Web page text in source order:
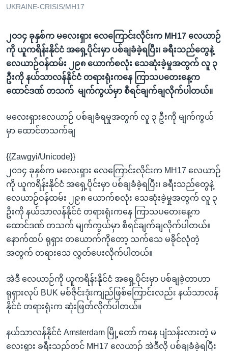
ကြည့်
ရှာဖွေ
ရန်
နေရာ
သို့
ကျော်
ဘာသာစကားများ
UKRAINE-CRISIS/MH17
၂၀၁၄ ခုနှစ်က မလေးရှား လေကြောင်းလိုင်းက MH17 လေယာဉ်
ကို ယူကရိန်းနိုင်ငံ အရှေ့ပိုင်းမှာ ပစ်ချခံခဲ့ရပြီး၊ ခရီးသည်တွေနဲ့
လေယာဉ်ဝန်ထမ်း ၂၉၈ ယောက်စလုံး သေဆုံးခဲ့မှုအတွက် လူ ၃
ဦးကို နယ်သာလန်နိုင်ငံ တရားရုံးကနေ ကြာသပတေးနေ့က
ထောင်ဒဏ် တသက် မျက်ကွယ်မှာ စီရင်ချက်ချလိုက်ပါတယ်။
မလေးရှားလေယာဉ် ပစ်ချခံရမှုအတွက် လူ ၃ ဦးကို မျက်ကွယ်
မှာ ထောင်တသက်ချ
{{Zawgyi/Unicode}}
၂၀၁၄ ခုနှစ်က မလေးရှား လေကြောင်းလိုင်းက MH17 လေယာဉ်
ကို ယူကရိန်းနိုင်ငံ အရှေ့ပိုင်းမှာ ပစ်ချခံခဲ့ရပြီး၊ ခရီးသည်တွေနဲ့
လေယာဉ်ဝန်ထမ်း ၂၉၈ ယောက်စလုံး သေဆုံးခဲ့မှုအတွက် လူ ၃
ဦးကို နယ်သာလန်နိုင်ငံ တရားရုံးကနေ ကြာသပတေးနေ့က
ထောင်ဒဏ် တသက် မျက်ကွယ်မှာ စီရင်ချက်ချလိုက်ပါတယ်။
နောက်ထပ် ရုရှား တယောက်ကိုတော့ သက်သေ မခိုင်လုံတဲ့
အတွက် တရားသေ လွှတ်ပေးလိုက်ပါတယ်။
အဲဒီ လေယာဉ်ကို ယူကရိန်းနိုင်ငံ အရှေ့ပိုင်းမှာ ပစ်ချခဲ့တာဟာ
ရုရှားလုပ် BUK မစ်ဇိုင်းဒုံးကျည်ဖြစ်ကြောင်းလည်း နယ်သာလန်
နိုင်ငံ တရားရုံးက ဆုံးဖြတ်လိုက်ပါတယ်။
နယ်သာလန်နိုင်ငံ Amsterdam မြို့တော် ကနေ ပျံသန်းလားတဲ့ မ
လေးရှား ခရီးသည်တင် MH17 လေယာဉ် အဲဒီလို ပစ်ချခံခဲ့ရပြီး